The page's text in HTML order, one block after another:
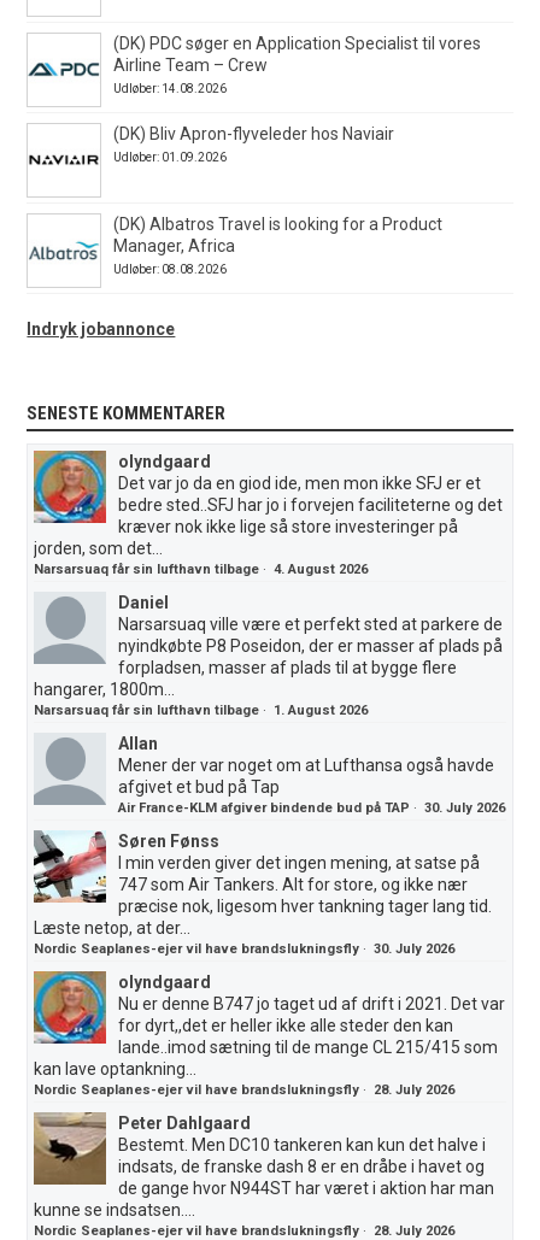
(DK) PDC søger en Application Specialist til vores
Airline Team – Crew
Udløber: 14.08.2026
(DK) Bliv Apron-flyveleder hos Naviair
Udløber: 01.09.2026
(DK) Albatros Travel is looking for a Product
Manager, Africa
Udløber: 08.08.2026
Indryk jobannonce
SENESTE KOMMENTARER
olyndgaard
Det var jo da en giod ide, men mon ikke SFJ er et
bedre sted..SFJ har jo i forvejen faciliteterne og det
kræver nok ikke lige så store investeringer på
jorden, som det...
Narsarsuaq får sin lufthavn tilbage ·4. August 2026
Daniel
Narsarsuaq ville være et perfekt sted at parkere de
nyindkøbte P8 Poseidon, der er masser af plads på
forpladsen, masser af plads til at bygge flere
hangarer, 1800m...
Narsarsuaq får sin lufthavn tilbage · 1. August 2026
Allan
Mener der var noget om at Lufthansa også havde
afgivet et bud på Tap
Air France-KLM afgiver bindende bud på TAP ·30. July 2026
Søren Fønss
I min verden giver det ingen mening, at satse på
747 som Air Tankers. Alt for store, og ikke nær
præcise nok, ligesom hver tankning tager lang tid.
Læste netop, at der...
Nordic Seaplanes-ejer vil have brandslukningsfly ·30. July 2026
olyndgaard
Nu er denne B747 jo taget ud af drift i 2021. Det var
for dyrt,,det er heller ikke alle steder den kan
lande..imod sætning til de mange CL 215/415 som
kan lave optankning...
Nordic Seaplanes-ejer vil have brandslukningsfly · 28. July 2026
Peter Dahlgaard
Bestemt. Men DC10 tankeren kan kun det halve i
indsats, de franske dash 8 er en dråbe i havet og
de gange hvor N944ST har været i aktion har man
kunne se indsatsen....
Nordic Seaplanes-ejer vil have brandslukningsfly · 28. July 2026